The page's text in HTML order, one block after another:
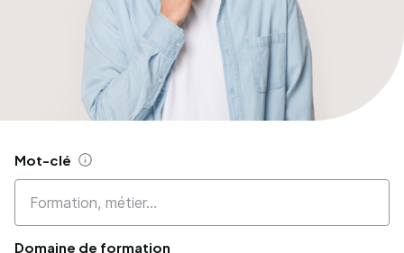
Mot-clé Aide
Domaine de formation